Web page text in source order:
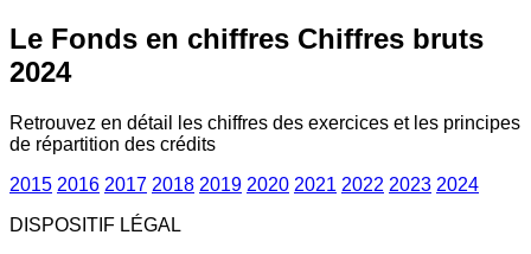
Le Fonds en chiffres Chiffres bruts
2024
Retrouvez en détail les chiffres des exercices et les principes
de répartition des crédits
2015 2016 2017 2018 2019 2020 2021 2022 2023 2024
DISPOSITIF LÉGAL